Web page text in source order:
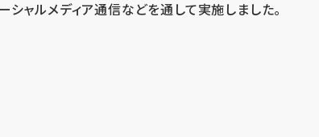
シャルメディア通信などを通して実施しました。